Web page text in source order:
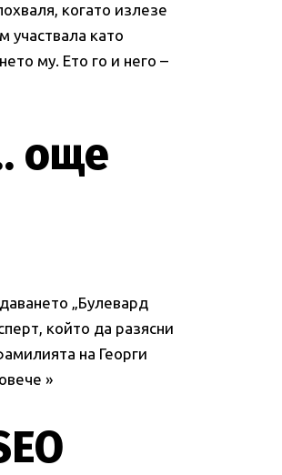
когато излезе
участвала като
му. Ето го и него –
още
„Булевард
който да разясни
на Георги
»